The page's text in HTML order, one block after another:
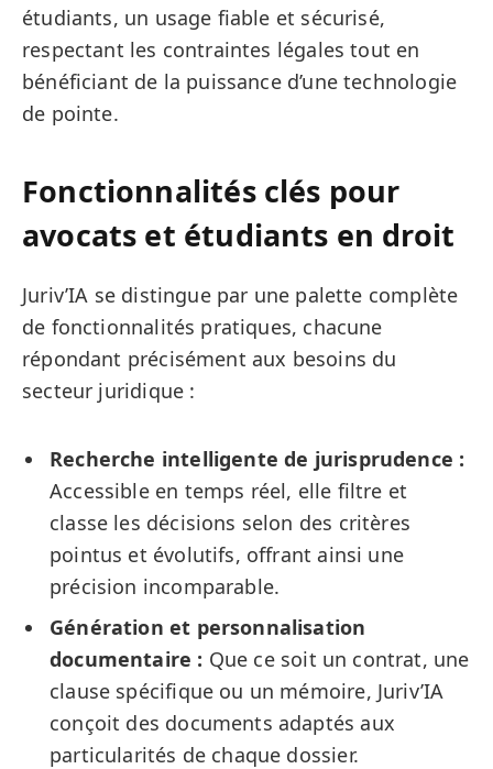
étudiants, un usage fiable et sécurisé,
respectant les contraintes légales tout en
bénéficiant de la puissance d’une technologie
de pointe.
Fonctionnalités clés pour
avocats et étudiants en droit
Juriv’IA se distingue par une palette complète
de fonctionnalités pratiques, chacune
répondant précisément aux besoins du
secteur juridique :
Recherche intelligente de jurisprudence :
Accessible en temps réel, elle filtre et
classe les décisions selon des critères
pointus et évolutifs, offrant ainsi une
précision incomparable.
Génération et personnalisation
documentaire : Que ce soit un contrat, une
clause spécifique ou un mémoire, Juriv’IA
conçoit des documents adaptés aux
particularités de chaque dossier.